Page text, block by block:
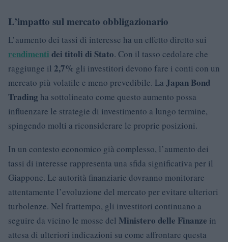
L’impatto sul mercato obbligazionario
L’aumento dei tassi di interesse ha un effetto diretto sui
rendimenti dei titoli di Stato. Con il tasso cedolare che
raggiunge il 2,7% gli investitori devono fare i conti con un
mercato più volatile e meno prevedibile. La Japan Bond
Trading ha sottolineato come questo aumento possa
influenzare le strategie di investimento a lungo termine,
spingendo molti a riconsiderare le proprie posizioni.
In un contesto economico già complesso, l’aumento dei
tassi di interesse rappresenta una sfida significativa per il
Giappone. Le autorità finanziarie dovranno monitorare
attentamente l’evoluzione del mercato per evitare ulteriori
turbolenze. Nel frattempo, gli investitori continuano a
seguire da vicino le mosse del Ministero delle Finanze in
attesa di ulteriori indicazioni su come affrontare questa